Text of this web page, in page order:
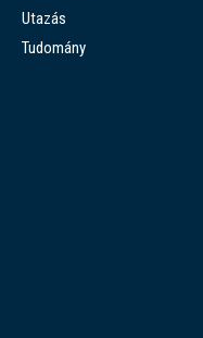
Utazás
Tudomány